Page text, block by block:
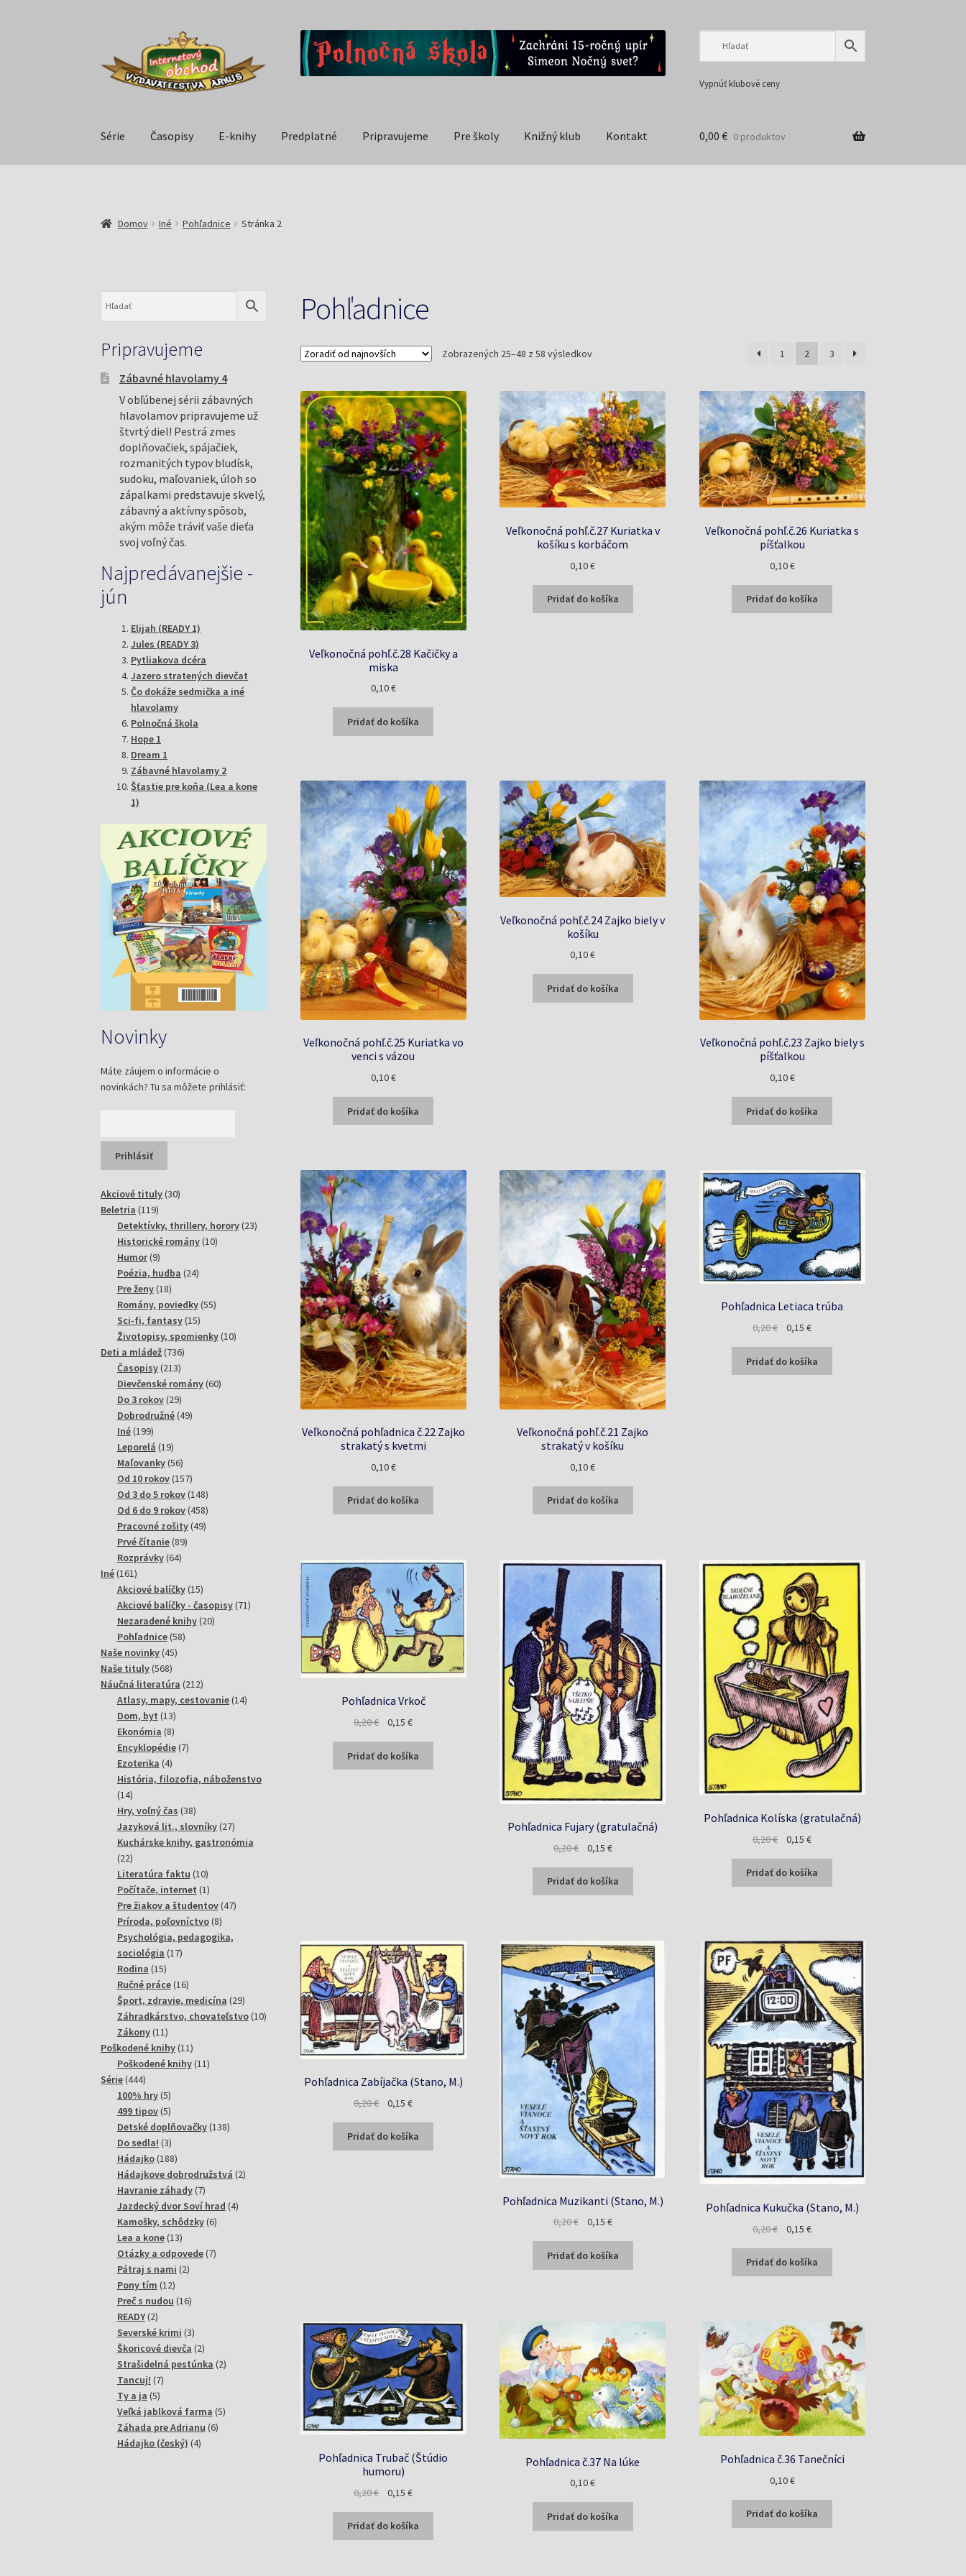
Vypnúť klubové ceny
Série Časopisy E-knihy Predplatné Pripravujeme Pre školy Knižný klub Kontakt 0,00 € 0 produktov
Domov Iné Pohľadnice Stránka 2
Pohľadnice
Zobrazených 25–48 z 58 výsledkovZoradené
1 2 3
Veľkonočná pohľ.č.28 Kačičky a
miska
0,10€
Pridať do košíka
Veľkonočná pohľ.č.27 Kuriatka v
košíku s korbáčom
0,10€
Pridať do košíka
Veľkonočná pohľ.č.26 Kuriatka s
píšťalkou
0,10€
Pridať do košíka
Veľkonočná pohľ.č.25 Kuriatka vo
venci s vázou
0,10€
Pridať do košíka
Veľkonočná pohľ.č.24 Zajko biely v
košíku
0,10€
Pridať do košíka
Veľkonočná pohľ.č.23 Zajko biely s
píšťalkou
0,10€
Pridať do košíka
Veľkonočná pohľadnica č.22 Zajko
strakatý s kvetmi
0,10€
Pridať do košíka
Veľkonočná pohľ.č.21 Zajko
strakatý v košíku
0,10€
Pridať do košíka
Pohľadnica Letiaca trúba
0,20€
Pôvodná
bola:
0,20 €.
0,15€Aktuálna
je:
0,15 €.
Pridať do košíka
Pohľadnica Vrkoč
0,20€
Pôvodná
bola:
0,20 €.
0,15€Aktuálna
je:
0,15 €.
Pridať do košíka
Pohľadnica Fujary (gratulačná)
0,20€
Pôvodná
bola:
0,20 €.
0,15 €Aktuálna
je:
0,15 €.
Pridať do košíka
Pohľadnica Kolíska (gratulačná)
0,20€
Pôvodná
bola:
0,20 €.
0,15€Aktuálna
je:
0,15 €.
Pridať do košíka
Pohľadnica Zabíjačka (Stano, M.)
0,20€
Pôvodná
bola:
0,20 €.
0,15€Aktuálna
je:
0,15 €.
Pridať do košíka
Pohľadnica Muzikanti (Stano, M.)
0,20€
Pôvodná
bola:
0,20 €.
0,15 €Aktuálna
je:
0,15 €.
Pridať do košíka
Pohľadnica Kukučka (Stano, M.)
0,20€
Pôvodná
bola:
0,20 €.
0,15€Aktuálna
je:
0,15 €.
Pridať do košíka
Pohľadnica Trubač (Štúdio
humoru)
0,20€
Pôvodná
bola:
0,20 €.
0,15€Aktuálna
je:
0,15 €.
Pridať do košíka
Pohľadnica č.37 Na lúke
0,10€
Pridať do košíka
Pohľadnica č.36 Tanečníci
0,10€
Pridať do košíka
Pripravujeme
Zábavné hlavolamy 4
V obľúbenej sérii zábavných
hlavolamov pripravujeme už
štvrtý diel! Pestrá zmes
doplňovačiek, spájačiek,
rozmanitých typov bludísk,
sudoku, maľovaniek, úloh so
zápalkami predstavuje skvelý,
zábavný a aktívny spôsob,
akým môže tráviť vaše dieťa
svoj voľný čas.
Najpredávanejšie -
jún
Elijah (READY 1)
Jules (READY 3)
Pytliakova dcéra
Jazero stratených dievčat
Čo dokáže sedmička a iné
hlavolamy
Polnočná škola
Hope 1
Dream 1
Zábavné hlavolamy 2
Šťastie pre koňa (Lea a kone
1)
Novinky
Máte záujem o informácie o
novinkách? Tu sa môžete prihlásiť:
Akciové tituly 3030
Beletria 119119
produktov
Detektívky, thrillery, horory 2323
Historické romány 1010
Humor 99
produktov
Poézia, hudba 2424
Pre ženy 1818
produktov
Romány, poviedky 5555
Sci-fi, fantasy 1515
produktov
Životopisy, spomienky 1010
Deti a mládež 736736
Časopisy 213213
produktov
Dievčenské romány 6060
Do 3 rokov 2929
produktov
Dobrodružné 4949
Iné 199199
produktov
Leporelá 1919
produktov
Maľovanky 5656
produktov
Od 10 rokov 157157
produktov
Od 3 do 5 rokov 148148
produktov
Od 6 do 9 rokov 458458
produktov
Pracovné zošity 4949
Prvé čítanie 8989
Rozprávky 6464
Iné 161161
produktov
Akciové balíčky 1515
produktov
Akciové balíčky - časopisy 7171
Nezaradené knihy 2020
Pohľadnice 5858
Naše novinky 4545
Naše tituly 568568
produktov
Náučná literatúra 212212
produktov
Atlasy, mapy, cestovanie 1414
Dom, byt 1313
produktov
Ekonómia 88
produktov
Encyklopédie 77
Ezoterika 44
produkty
História, filozofia, náboženstvo
1414
produktov
Hry, voľný čas 3838
produktov
Jazyková lit., slovníky 2727
produktov
Kuchárske knihy, gastronómia
2222
produktov
Literatúra faktu 1010
produktov
Počítače, internet 11
produkt
Pre žiakov a študentov 4747
Príroda, poľovníctvo 88
produktov
Psychológia, pedagogika,
sociológia 1717
Rodina 1515
produktov
Ručné práce 1616
produktov
Šport, zdravie, medicína 2929
produktov
Záhradkárstvo, chovateľstvo 1010
produktov
Zákony 1111
produktov
Poškodené knihy 1111
produktov
Poškodené knihy 1111
Série 444444
produktov
100% hry 55
produktov
499 tipov 55
produktov
Detské doplňovačky 138138
Do sedla! 33
produkty
Hádajko 188188
produktov
Hádajkove dobrodružstvá 22
Havranie záhady 77
produktov
Jazdecký dvor Soví hrad 44
Kamošky, schôdzky 66
Lea a kone 1313
produktov
Otázky a odpovede 77
Pátraj s nami 22
Pony tím 1212
produktov
Preč s nudou 1616
READY 22
produkty
Severské krimi 33
produkty
Škoricové dievča 22
produkty
Strašidelná pestúnka 22
Tancuj! 77
Ty a ja 55
produktov
Veľká jablková farma 55
Záhada pre Adrianu 66
Hádajko (český) 44